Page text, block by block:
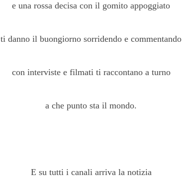
e una rossa decisa con il gomito appoggiato
ti danno il buongiorno sorridendo e commentando
con interviste e filmati ti raccontano a turno
a che punto sta il mondo.
E su tutti i canali arriva la notizia